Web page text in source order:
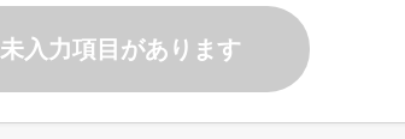
未入力項目があります